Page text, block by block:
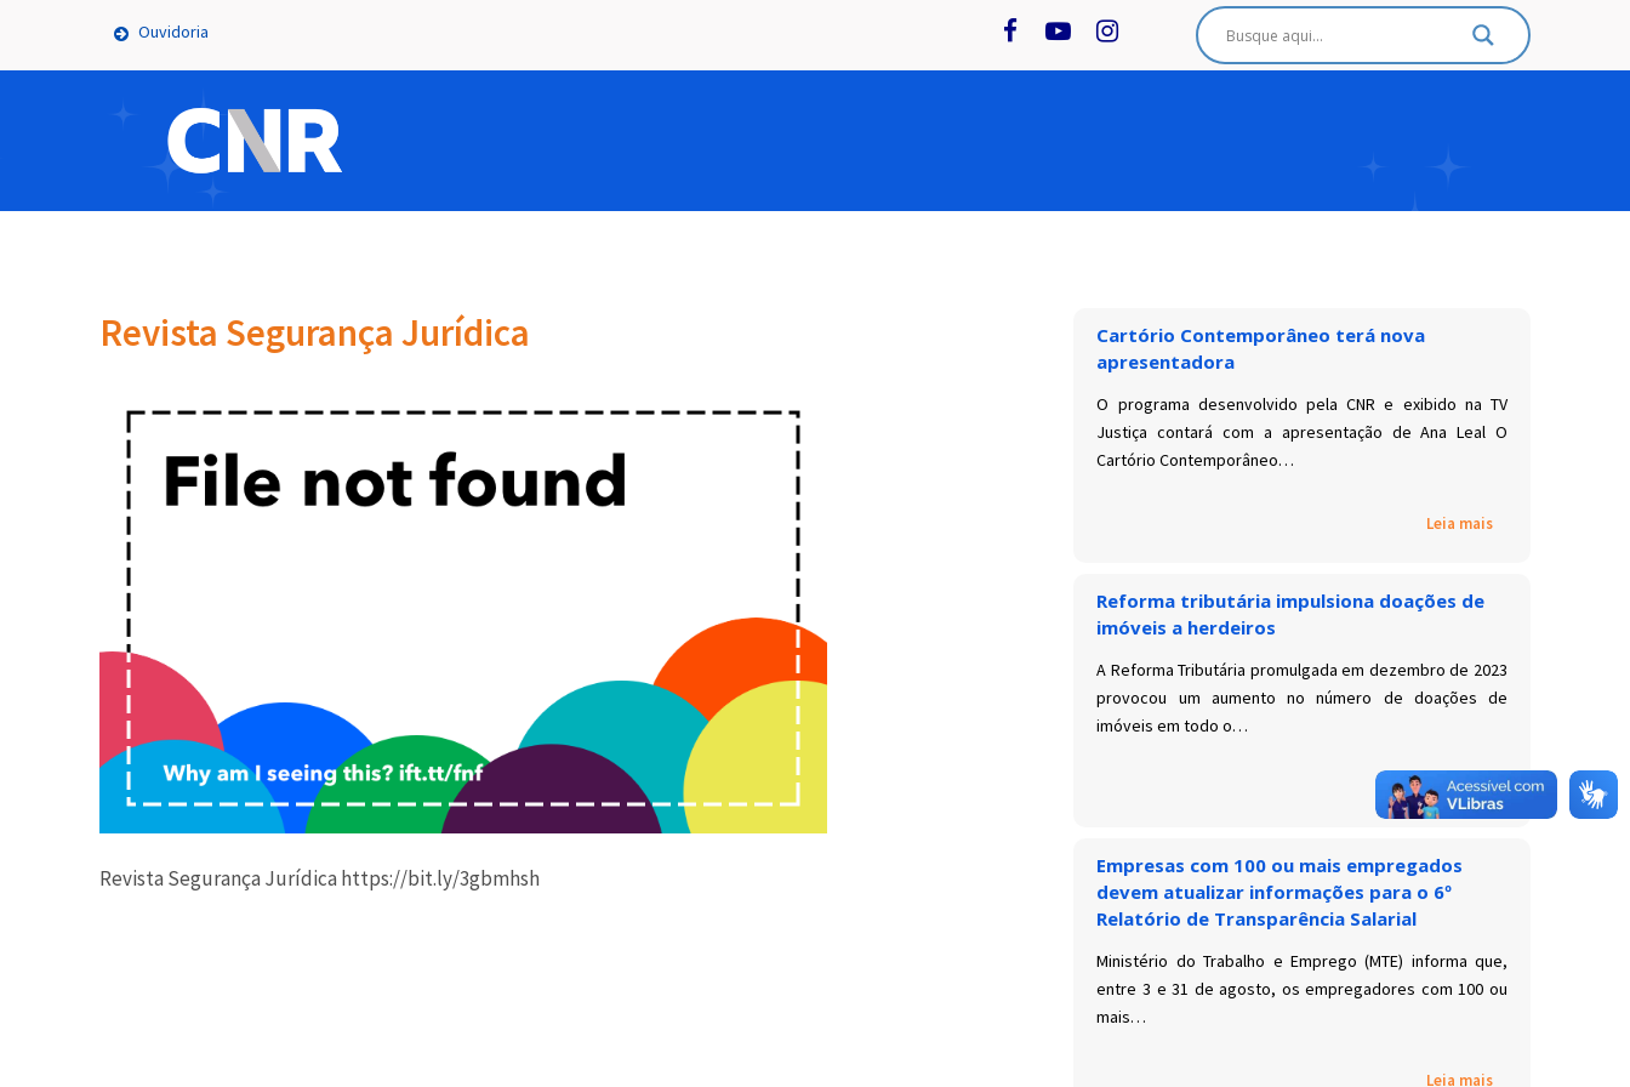
Ouvidoria
Revista Segurança Jurídica
Revista Segurança Jurídica https://bit.ly/3gbmhsh
Cartório Contemporâneo terá nova
apresentadora
O programa desenvolvido pela CNR e exibido na TV
Justiça contará com a apresentação de Ana Leal O
Cartório Contemporâneo…
Leia mais
Reforma tributária impulsiona doações de
imóveis a herdeiros
A Reforma Tributária promulgada em dezembro de 2023
provocou um aumento no número de doações de
imóveis em todo o…
Leia mais
Empresas com 100 ou mais empregados
devem atualizar informações para o 6º
Relatório de Transparência Salarial
Ministério do Trabalho e Emprego (MTE) informa que,
entre 3 e 31 de agosto, os empregadores com 100 ou
mais…
Leia mais